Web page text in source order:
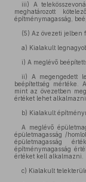
iii) A
meghatározott
építménymagasság,
(5) Az övezeti jelben
a) Kialakult
i) A meglévő
ii) A megengedett
beépítettség mértéke.
mint az övezetben
értéket lehet alkalmazni.
b) Kialakult
A meglévő
épületmagasság /
épületmagasság
építménymagasság
értéket kell alkalmazni.
c) Kialakult